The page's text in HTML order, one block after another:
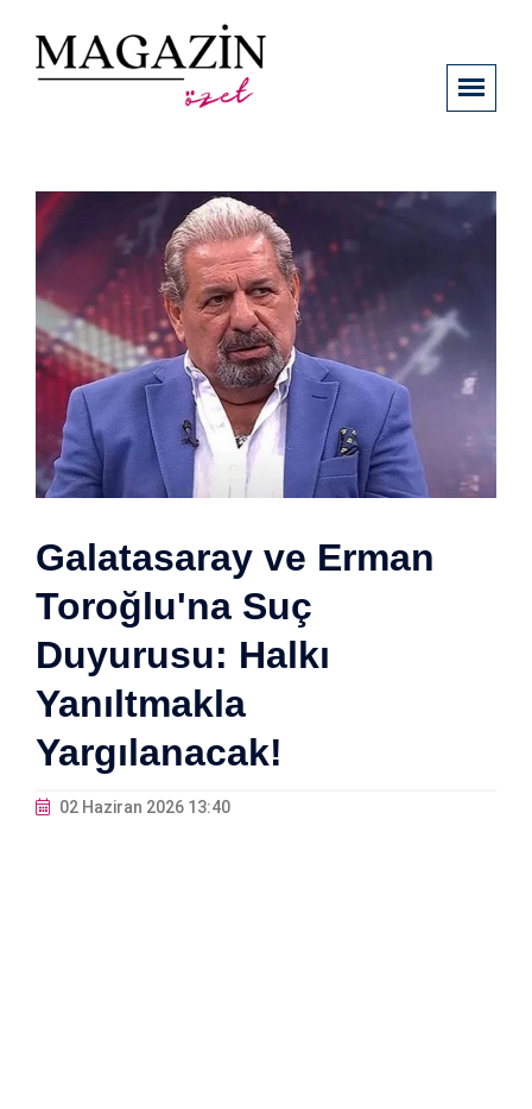
Galatasaray ve Erman
Toroğlu'na Suç
Duyurusu: Halkı
Yanıltmakla
Yargılanacak!
02 Haziran 2026 13:40